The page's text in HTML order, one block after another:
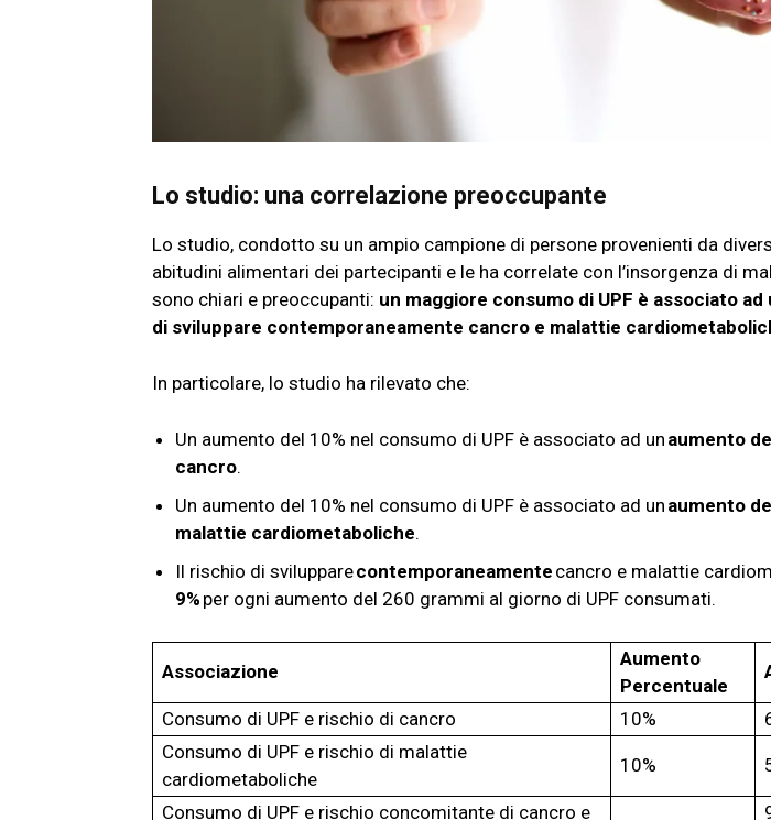
Lo studio: una correlazione preoccupante
Lo studio, condotto su un ampio campione di persone provenienti da
abitudini alimentari dei partecipanti e le ha correlate con l’insorgenza di
sono chiari e preoccupanti: un maggiore consumo di UPF è associato
di sviluppare contemporaneamente cancro e malattie
In particolare, lo studio ha rilevato che:
Un aumento del 10% nel consumo di UPF è associato ad un aumento
cancro.
Un aumento del 10% nel consumo di UPF è associato ad un aumento
malattie cardiometaboliche.
Il rischio di svilupparecontemporaneamente cancro e malattie
9% per ogni aumento del 260 grammi al giorno di UPF consumati.
Associazione
Aumento
Percentuale
Consumo di UPF e rischio di cancro 10%
Consumo di UPF e rischio di malattie
cardiometaboliche
10%
Consumo di UPF e rischio concomitante di cancro e